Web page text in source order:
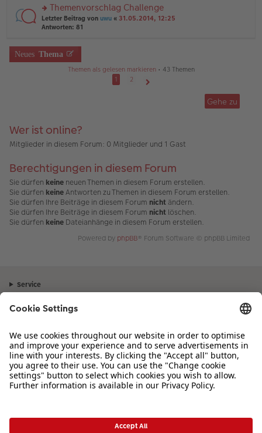
ger
B
ei
tr
g
el
es
e
B
ei
rs
te
n
g
tr
a
g
Themenvorschlag Challenge
Letzter Beitrag von uwu « 31.05.2014, 12:25
Antworten: 81
Neues Thema
Themen als gelesen markieren• 43 Themen
1
2
Gehe zu
Wer ist online?
Mitglieder in diesem Forum: 0 Mitglieder und 1 Gast
Berechtigungen in diesem Forum
Sie dürfen keine neuen Themen in diesem Forum erstellen.
Sie dürfen keineAntworten zu Themen in diesem Forum erstellen.
Sie dürfen Ihre Beiträge in diesem Forum nicht ändern.
Sie dürfen Ihre Beiträge in diesem Forum nicht löschen.
Sie dürfen keine Dateianhänge in diesem Forum erstellen.
Powered by phpBB® Forum Software © phpBB Limited
Service
Sortiment
Inspiration